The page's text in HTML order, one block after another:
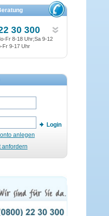
30 300
Fr 8-18 Uhr;Sa 9-12
Fr 9-17 Uhr
Login
anlegen
anfordern